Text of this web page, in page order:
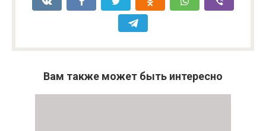
Вам также может быть интересно